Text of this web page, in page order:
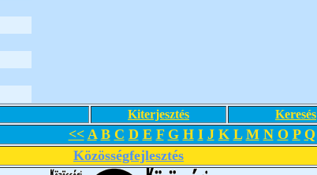
Kiterjesztés Keresés
<< A B C D E F G H I J K L M N O P Q
Közösségfejlesztés